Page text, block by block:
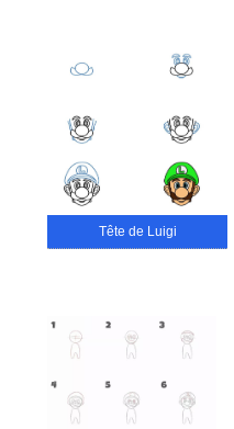
Tête de Luigi